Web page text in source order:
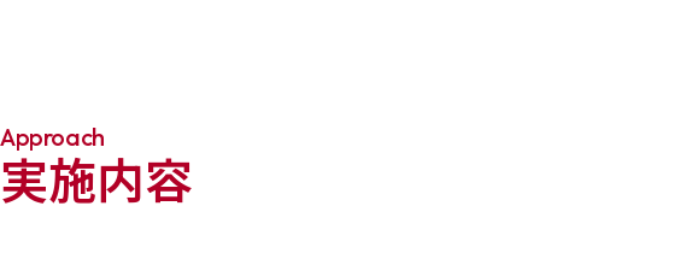
Approach
実施内容